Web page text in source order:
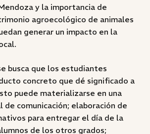
y la importancia de
agroecológico de animales
generar un impacto en la
busca que los estudiantes
concreto que dé significado a
puede materializarse en una
de comunicación; elaboración de
para entregar el día de la
de los otros grados;